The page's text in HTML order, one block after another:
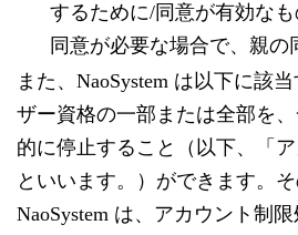
するために/同意が有効な
同意が必要な場合で、親
また、NaoSystem は以下に該
ザー資格の一部または全部を
的に停止すること（以下、「ア
といいます。）ができます。そ
NaoSystem は、アカウント制